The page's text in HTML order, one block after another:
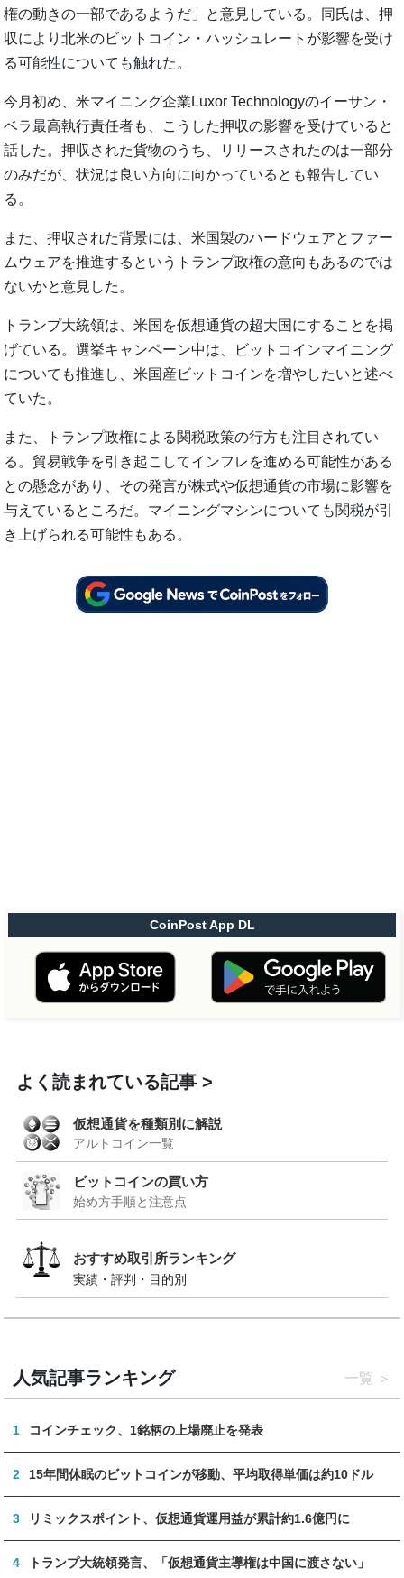
権の動きの一部であるようだ」と意見している。同氏は、押
収により北米のビットコイン・ハッシュレートが影響を受け
る可能性についても触れた。
今月初め、米マイニング企業Luxor Technologyのイーサン・
ベラ最高執行責任者も、こうした押収の影響を受けていると
話した。押収された貨物のうち、リリースされたのは一部分
のみだが、状況は良い方向に向かっているとも報告してい
る。
また、押収された背景には、米国製のハードウェアとファー
ムウェアを推進するというトランプ政権の意向もあるのでは
ないかと意見した。
トランプ大統領は、米国を仮想通貨の超大国にすることを掲
げている。選挙キャンペーン中は、ビットコインマイニング
についても推進し、米国産ビットコインを増やしたいと述べ
ていた。
また、トランプ政権による関税政策の行方も注目されてい
る。貿易戦争を引き起こしてインフレを進める可能性がある
との懸念があり、その発言が株式や仮想通貨の市場に影響を
与えているところだ。マイニングマシンについても関税が引
き上げられる可能性もある。
CoinPost App DL
よく読まれている記事
仮想通貨を種類別に解説
アルトコイン一覧
ビットコインの買い方
始め方手順と注意点
おすすめ取引所ランキング
実績・評判・目的別
人気記事ランキング 一覧
1 コインチェック、1銘柄の上場廃止を発表
2 15年間休眠のビットコインが移動、平均取得単価は約10ドル
3 リミックスポイント、仮想通貨運用益が累計約1.6億円に
4 トランプ大統領発言、「仮想通貨主導権は中国に渡さない」